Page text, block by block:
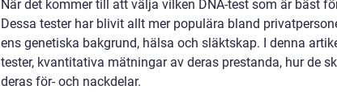
När det kommer till att välja vilken DNA-test som är bäst
Dessa tester har blivit allt mer populära bland
ens genetiska bakgrund, hälsa och släktskap. I denna
tester, kvantitativa mätningar av deras prestanda, hur de
deras för- och nackdelar.